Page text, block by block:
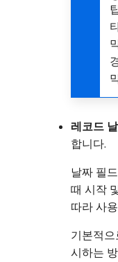
레코드
합니다.
날짜 필
때 시작
따라 사
기본적
시하는